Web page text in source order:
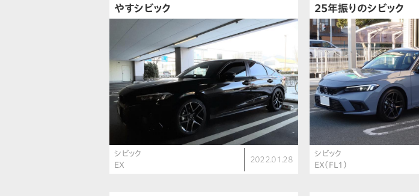
やすシビック
シビック
EX
2022.01.28
25年振りのシビック
シビック
EX（FL1）